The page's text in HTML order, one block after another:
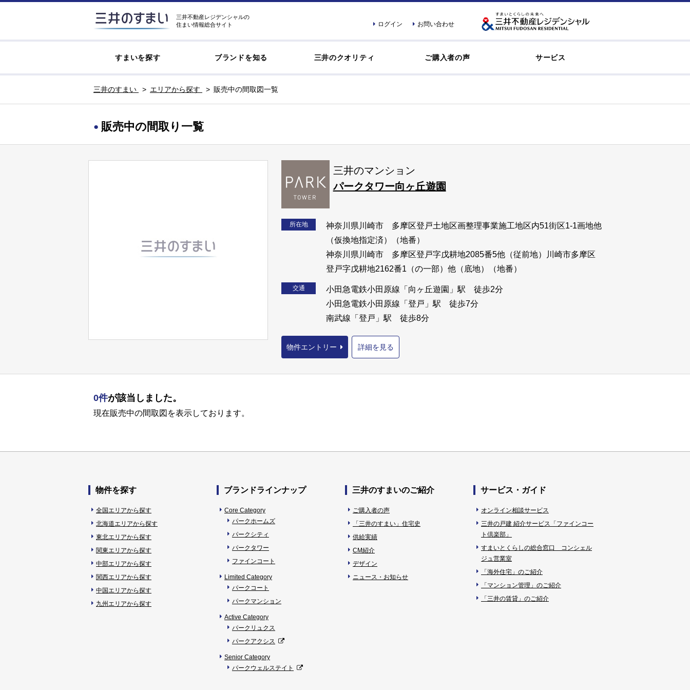
ログイン お問い合わせ
三井不動産レジデンシャルの
住まい情報総合サイト
すまいを探す ブランドを知る 三井のクオリティ ご購入者の声 サービス
三井のすまい エリアから探す 販売中の間取図一覧
販売中の間取り一覧
三井のマンション
パークタワー向ヶ丘遊園
所在地
神奈川県川崎市 多摩区登戸土地区画整理事業施工地区内51街区1-1画地他
（仮換地指定済）（地番）
神奈川県川崎市 多摩区登戸字戊耕地2085番5他（従前地）川崎市多摩区
登戸字戊耕地2162番1（の一部）他（底地）（地番）
交通
小田急電鉄小田原線「向ヶ丘遊園」駅 徒歩2分
小田急電鉄小田原線「登戸」駅 徒歩7分
南武線「登戸」駅 徒歩8分
物件エントリー 詳細を見る
0件が該当しました。
現在販売中の間取図を表示しております。
物件を探す
全国エリアから探す
北海道エリアから探す
東北エリアから探す
関東エリアから探す
中部エリアから探す
関西エリアから探す
中国エリアから探す
九州エリアから探す
ブランドラインナップ
Core Category
パークホームズ
パークシティ
パークタワー
ファインコート
Limited Category
パークコート
パークマンション
Active Category
パークリュクス
パークアクシス
Senior Category
パークウェルステイト
三井のすまいのご紹介
ご購入者の声
「三井のすまい」住宅史
供給実績
CM紹介
デザイン
ニュース・お知らせ
サービス・ガイド
オンライン相談サービス
三井の戸建 紹介サービス「ファインコー
ト倶楽部」
すまいとくらしの総合窓口 コンシェル
ジュ営業室
「海外住宅」のご紹介
「マンション管理」のご紹介
「三井の賃貸」のご紹介